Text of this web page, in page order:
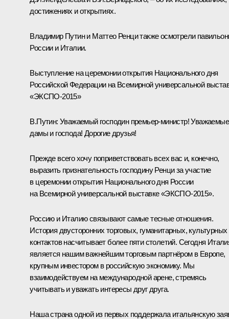
достижениях и открытиях.
Владимир Путин и Маттео Ренцитакже осмотрели
России и Италии.
Выступление на церемонии открытия Национального дня
Российской Федерации на Всемирной универсальной
«ЭКСПО-2015»
В.Путин: Уважаемый господин премьер-министр! Уважаемые
дамы и господа! Дорогие друзья!
Прежде всего хочу поприветствовать всех вас и, конечно,
выразить признательность господину Ренци за участие
в церемонии открытия Национального дня России
на Всемирной универсальной выставке «ЭКСПО-2015».
Россию и Италию связывают самые тесные отношения.
История двусторонних торговых, гуманитарных, культурных
контактов насчитывает более пяти столетий. Сегодня
является нашим важнейшим торговым партнёром в Европе,
крупным инвестором в российскую экономику. Мы
взаимодействуем на международной арене, стремясь
учитывать и уважать интересы друг друга.
Наша страна одной из первых поддержала итальянскую